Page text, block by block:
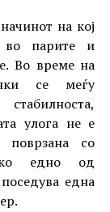
на кој
во парите и
Во време на
се меѓу
улога не е
со
едно од
една